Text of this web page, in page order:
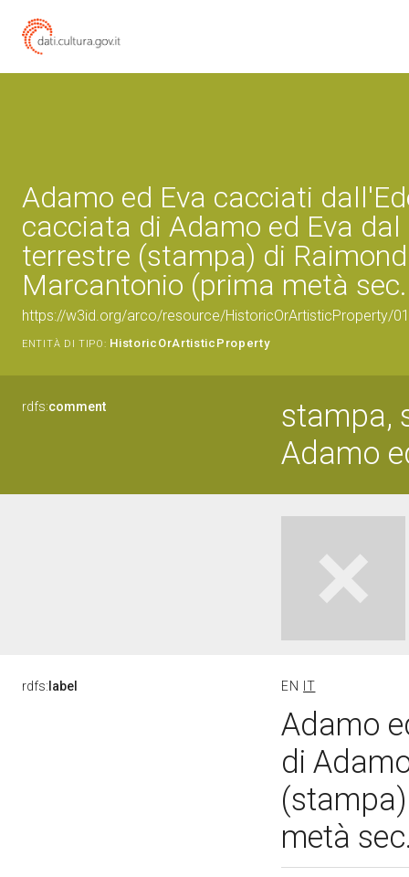
Adamo ed Eva cacciati
cacciata di Adamo ed Eva
terrestre (stampa) di
Marcantonio (prima metà
https://w3id.org/arco/resource/HistoricOrArtisticProperty/
ENTITÀ DI TIPO: HistoricOrArtisticProperty
rdfs:comment
stampa,
Adamo
rdfs: label EN IT
Adamo
di
metà